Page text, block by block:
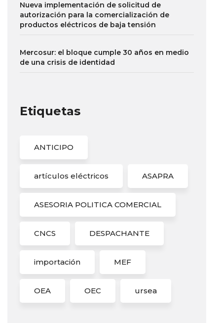
Nueva implementación de solicitud de
autorización para la comercialización de
productos eléctricos de baja tensión
Mercosur: el bloque cumple 30 años en medio
de una crisis de identidad
Etiquetas
ANTICIPO
artículos eléctricos ASAPRA
ASESORIA POLITICA COMERCIAL
CNCS DESPACHANTE
importación MEF
OEA OEC ursea